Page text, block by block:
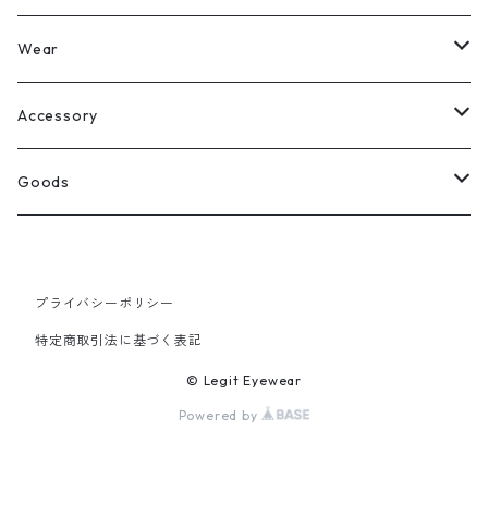
Legit Eyewear
Select
ボストン
ウェリントン
スクエア
ラウンド
Wear
All
Tee
Sewat
Accessory
Ring
Silver
Bracelet
Goods
Cap
プライバシーポリシー
特定商取引法に基づく表記
© Legit Eyewear
Powered by